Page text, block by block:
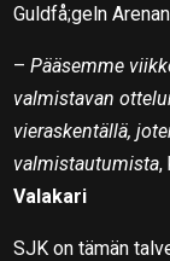
Guldfå;geln
–Pääsemme
valmistavan
vieraskentällä,
valmistautumista,
Valakari
SJK on tämän